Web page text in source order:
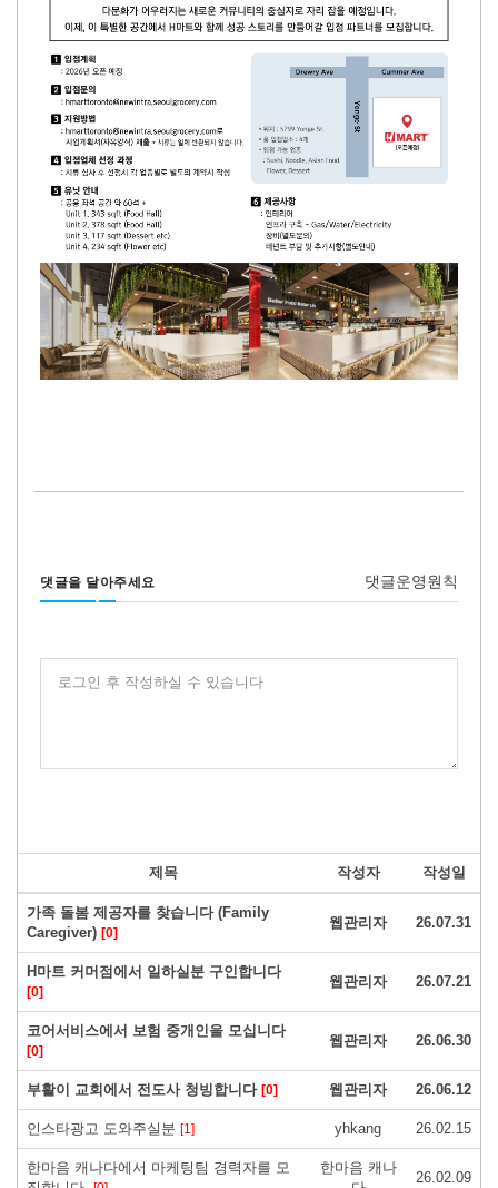
댓글을 달아주세요 댓글운영원칙
로그인 후 작성하실 수 있습니다
제목 작성자 작성일
가족 돌봄 제공자를 찾습니다 (Family
Caregiver) [0]
웹관리자 26.07.31
H마트 커머점에서 일하실분 구인합니다
[0]
웹관리자 26.07.21
코어서비스에서 보험 중개인을 모십니다
[0]
웹관리자 26.06.30
부활이 교회에서 전도사 청빙합니다 [0] 웹관리자 26.06.12
인스타광고 도와주실분 [1] yhkang 26.02.15
한마음 캐나다에서 마케팅팀 경력자를 모
한마음 캐나
26.02.09